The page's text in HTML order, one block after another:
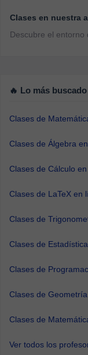
Clases en nuestra
Descubre el entorno
🔥 Lo más buscado
Clases de
Clases de Álgebra
Clases de Cálculo
Clases de LaTeX en
Clases de
Clases de
Clases de
Clases de
Clases de
Ver todos los